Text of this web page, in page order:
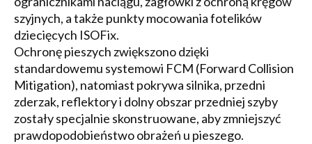
szyjnych, a także punkty mocowania fotelików
dziecięcych ISOFix.
Ochronę pieszych zwiększono dzięki
standardowemu systemowi FCM (Forward Collision
Mitigation), natomiast pokrywa silnika, przedni
zderzak, reflektory i dolny obszar przedniej szyby
zostały specjalnie skonstruowane, aby zmniejszyć
prawdopodobieństwo obrażeń u pieszego.